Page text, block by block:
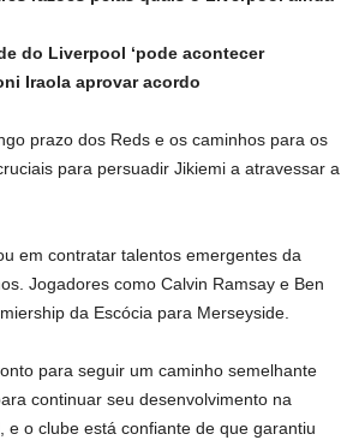
do Liverpool ‘pode acontecer
Iraola aprovar acordo
prazo dos Reds e os caminhos para os
para persuadir Jikiemi a atravessar a
em contratar talentos emergentes da
Jogadores como Calvin Ramsay e Ben
da Escócia para Merseyside.
para seguir um caminho semelhante
continuar seu desenvolvimento na
e o clube está confiante de que garantiu